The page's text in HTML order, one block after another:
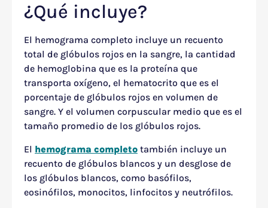
¿Qué incluye?
El hemograma completo incluye un recuento
total de glóbulos rojos en la sangre, la cantidad
de hemoglobina que es la proteína que
transporta oxígeno, el hematocrito que es el
porcentaje de glóbulos rojos en volumen de
sangre. Y el volumen corpuscular medio que es el
tamaño promedio de los glóbulos rojos.
El hemograma completo también incluye un
recuento de glóbulos blancos y un desglose de
los glóbulos blancos, como basófilos,
eosinófilos, monocitos, linfocitos y neutrófilos.